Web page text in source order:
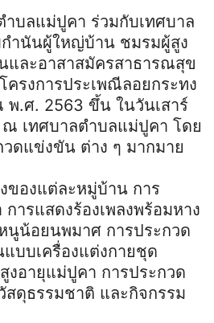
บลแม่ปูคา ร่วมกับเทศบาล
ำนันผู้ใหญ่บ้าน ชมรมผู้สูง
และอาสาสมัครสาธารณสุข
รงการประเพณีลอยกระทง
พ.ศ. 2563 ขึ้น ในวันเสาร์
เทศบาลตำบลแม่ปูคา โดย
ดแข่งขัน ต่าง ๆ มากมาย
ของแต่ละหมู่บ้าน การ
ารแสดงร้องเพลงพร้อมหาง
นูน้อยนพมาศ การประกวด
บบเครื่องแต่งกายชุด
งอายุแม่ปูคา การประกวด
สดุธรรมชาติ และกิจกรรม